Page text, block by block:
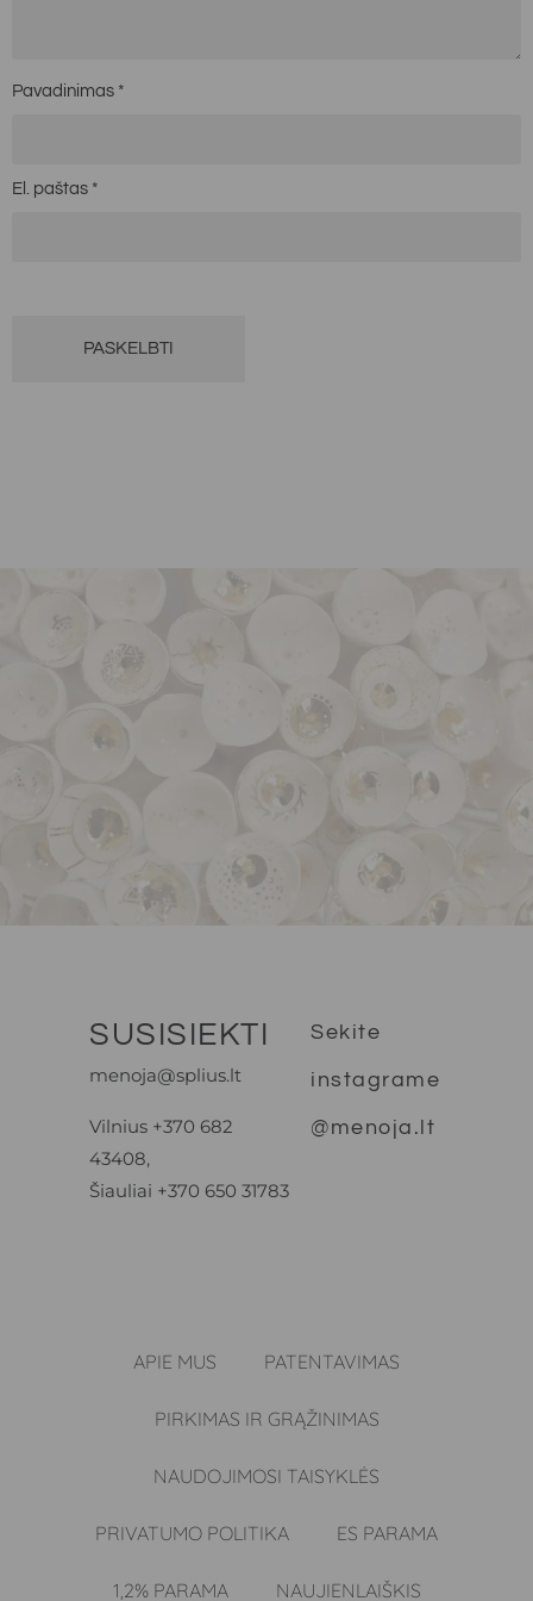
Pavadinimas *
El. paštas *
SUSISIEKTI
menoja@splius.lt
Vilnius +370 682
43408,
Šiauliai +370 650 31783
Sekite
instagrame
@menoja.lt
APIE MUS PATENTAVIMAS
PIRKIMAS IR GRĄŽINIMAS
NAUDOJIMOSI TAISYKLĖS
PRIVATUMO POLITIKA ES PARAMA
1,2% PARAMA NAUJIENLAIŠKIS